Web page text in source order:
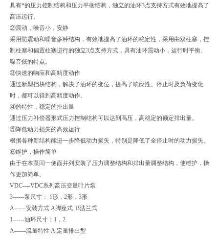
具有*的压力控制结构和压力平衡结构，独立的油环3点支持方式有效地提高了
高压运行。
②震动，噪音小，安静
采用防震动和噪音多种结构，有效地提高了油环的稳定性，采用由双柱塞，控
制柱塞和偏置柱塞进行的独立3点支持方式，具有油环震动小，运行时平衡、
噪音低的特点。
③快速的响应和高精度动作
通过新型挡块结构，解决了油环的变位，提高了响应性。停止时及负荷变化
时，都可以得到高精度动作。
④的特性，稳定的排出量
通过压力补偿器形式压力控制结构可以达到高压，高稳定的额定排出量。
⑤降低动力损失的高效运行
根据各种新结构能进一步降低动力损失，特别是降低了全停止时的动力损失。
⑥维护，操作简单
由于在本泵同一侧面并列安装了压力调整结构和排出量调整结构，使维护，操
作更加简单。
VDC----VDC系列高压变量叶片泵
3------泵尺寸： 1形，2形，3形
A------安装方式 A脚座式 B法兰式
1------油环尺寸：1，2
A------流量特性 A:定量排出型